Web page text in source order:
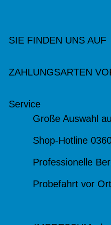
SIE FINDEN UNS AUF
ZAHLUNGSARTEN
Service
Große Auswahl
Shop-Hotline
Professionelle
Probefahrt vor Ort